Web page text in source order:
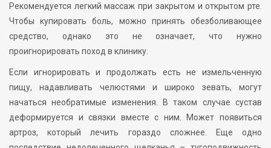
Рекомендуется легкий массаж при закрытом и открытом рте.
Чтобы купировать боль, можно принять обезболивающее
средство, однако это не означает, что нужно
проигнорировать поход в клинику.
Если игнорировать и продолжать есть не измельченную
пищу, надавливать челюстями и широко зевать, могут
начаться необратимые изменения. В таком случае сустав
деформируется и связки вместе с ним. Может появиться
артроз, который лечить гораздо сложнее. Еще одно